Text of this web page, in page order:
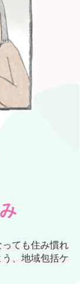
ても住み慣れ
、地域包括ケ